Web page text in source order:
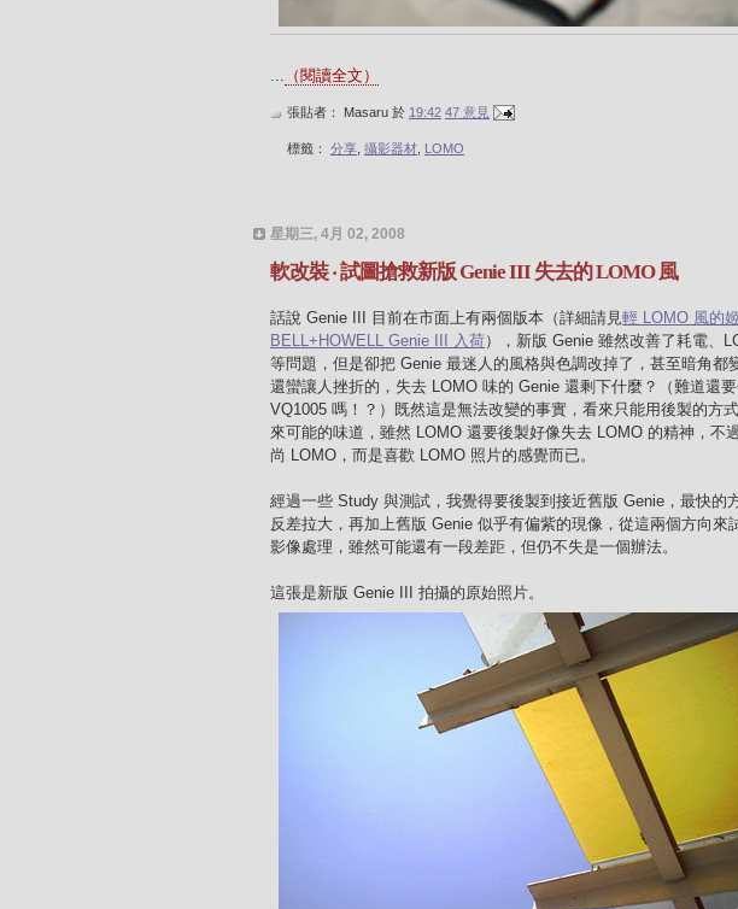
... （閱讀全文）
張貼者： Masaru 於 19:42 47 意見
標籤： 分享 攝影器材 LOMO
星期三, 4月 02, 2008
軟改裝 ‧ 試圖搶救新版 Genie III 失去的 LOMO 風
話說 Genie III 目前在市面上有兩個版本（詳細請見 輕 LOMO 風的
BELL+HOWELL Genie III 入荷），新版 Genie 雖然改善了耗電、
等問題，但是卻把 Genie 最迷人的風格與色調改掉了，甚至暗角都
還蠻讓人挫折的，失去 LOMO 味的 Genie 還剩下什麼？（難道還要
VQ1005 嗎！？）既然這是無法改變的事實，看來只能用後製的方
來可能的味道，雖然 LOMO 還要後製好像失去 LOMO 的精神，不
尚 LOMO，而是喜歡 LOMO 照片的感覺而已。
經過一些 Study 與測試，我覺得要後製到接近舊版 Genie，最快的
反差拉大，再加上舊版 Genie 似乎有偏紫的現像，從這兩個方向來
影像處理，雖然可能還有一段差距，但仍不失是一個辦法。
這張是新版 Genie III 拍攝的原始照片。